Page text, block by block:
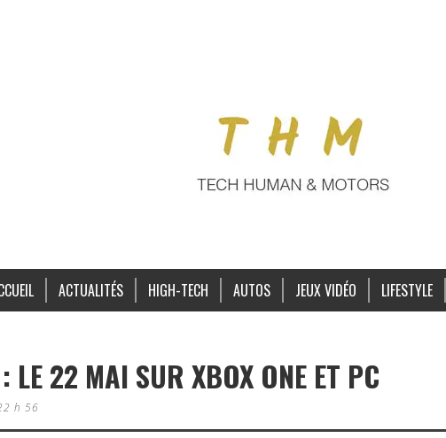
ACTUALITÉS HIGH-TECH AUTOS JEUX VIDÉO LIFESTYLE
LE 22 MAI SUR XBOX ONE ET PC
h 56